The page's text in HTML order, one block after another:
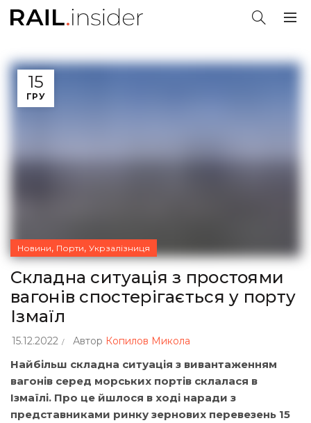
15
ГРУ
Новини, Порти, Укрзалізниця
Складна ситуація з простоями
вагонів спостерігається у порту
Ізмаїл
15.12.2022 Автор Копилов Микола
Найбільш складна ситуація з вивантаженням
вагонів серед морських портів склалася в
Ізмаїлі. Про це йшлося в ході наради з
представниками ринку зернових перевезень 15